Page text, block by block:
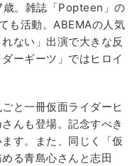
歳。雑誌「Popteen」の
も活動。ABEMAの人気
ない」出演で大きな反
ーギーツ」ではヒロイ
と一冊仮面ライダーヒ
んも登場。記念すべき
す。また、同じく「仮
る青島心さんと志田